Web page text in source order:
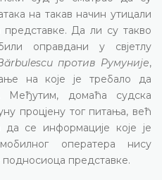
на такав начин утицали
Да ли су такво
оправдани у свјетлу
против Румуније,
на које је требало да
Међутим, домаћа судска
процјену тог питања, већ
да се информације које је
оператера нису
представке.